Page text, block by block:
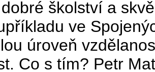
školství a
ve
úroveň
Co s tím? Petr